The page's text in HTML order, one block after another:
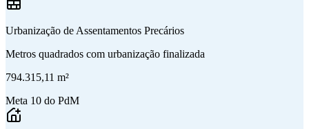
Urbanização de Assentamentos Precários
Metros quadrados com urbanização finalizada
794.315,11 m²
Meta 10 do PdM